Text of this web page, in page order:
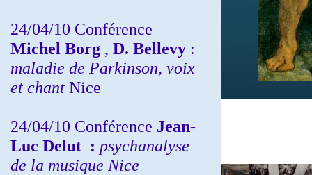
24/04/10 Conférence
Michel Borg , D. Bellevy :
maladie de Parkinson, voix
et chant Nice
24/04/10 Conférence Jean-
Luc Delut : psychanalyse
de la musique Nice